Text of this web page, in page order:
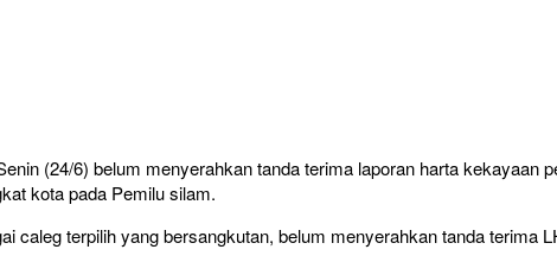
(24/6) belum menyerahkan tanda terima laporan harta kekayaan
kota pada Pemilu silam.
caleg terpilih yang bersangkutan, belum menyerahkan tanda